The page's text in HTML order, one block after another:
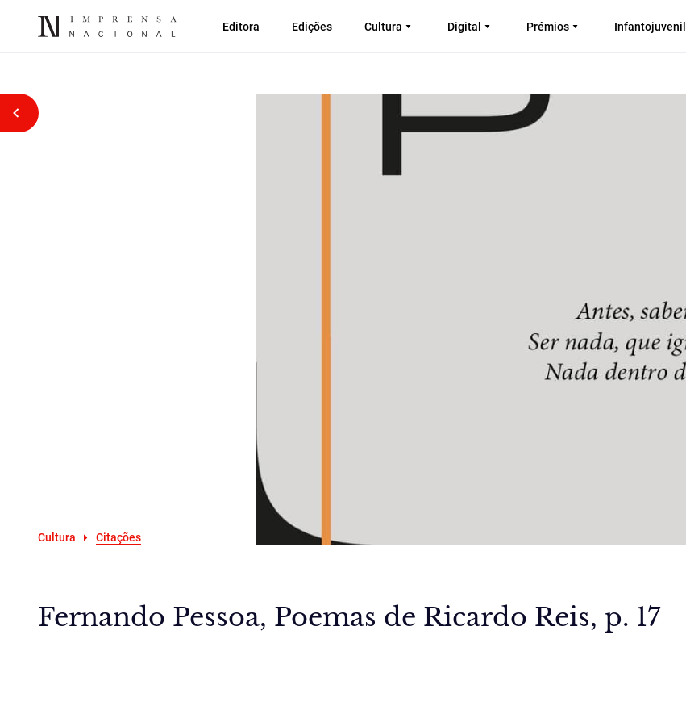
Editora Edições Cultura Digital Prémios Infantojuvenil
Voltar atrás
Cultura Citações
Fernando Pessoa, Poemas de Ricardo Reis, p. 17